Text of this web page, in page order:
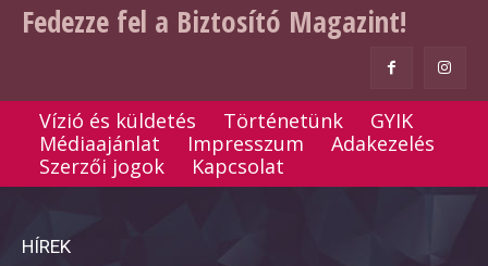
Fedezze fel a Biztosító Magazint!
Vízió és küldetés Történetünk
GYIK
Médiaajánlat
Impresszum
Adakezelés
Szerzői jogok
Kapcsolat
HÍREK